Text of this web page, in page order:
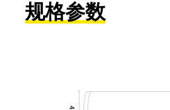
规格参数